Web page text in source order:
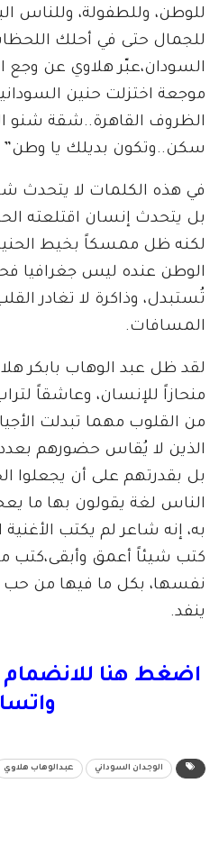
للوطن، وللطفولة، وللناس
للجمال حتى في أحلك
السودان،عبّر هلاوي عن وجع
موجعة اختزلت حنين
الظروف القاهرة..شقة شنو
سكن..وتكون بديلك يا وطن”
في هذه الكلمات لا يتحدث
بل يتحدث إنسان اقتلعته
لكنه ظل ممسكاً بخيط
الوطن عنده ليس جغرافيا
تُستبدل، وذاكرة لا تغادر
المسافات.
لقد ظل عبد الوهاب بابكر
منحازاً للإنسان، وعاشقاً
من القلوب مهما تبدلت
الذين لا يُقاس حضورهم بعدد
بل بقدرتهم على أن يجعلوا
الناس لغة يقولون بها ما
به، إنه شاعر لم يكتب
كتب شيئاً أعمق وأبقى،كتب
نفسها، بكل ما فيها من حب
ينفد.
اضغط هنا للانضمام
الوجدان السوداني عبدالوهاب هلاوي